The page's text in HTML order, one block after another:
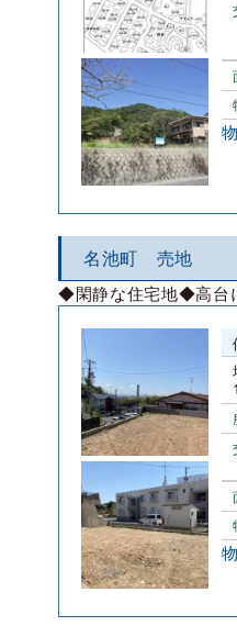
名池町 売地
◆閑静な住宅地◆高台